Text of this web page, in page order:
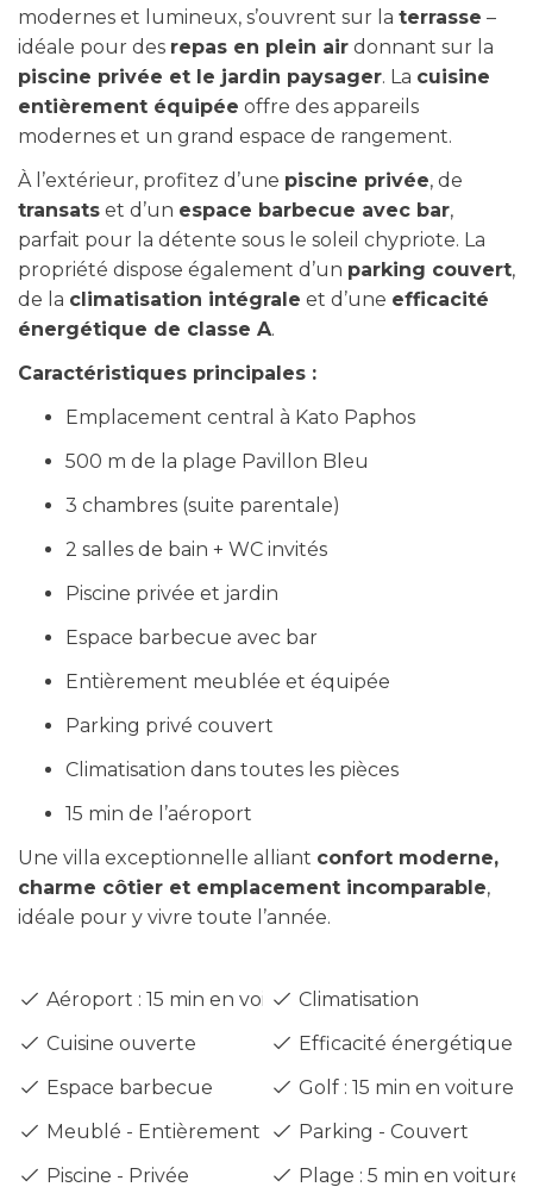
modernes et lumineux, s’ouvrent sur la terrasse –
idéale pour des repas en plein air donnant sur la
piscine privée et le jardin paysager. La cuisine
entièrement équipée offre des appareils
modernes et un grand espace de rangement.
À l’extérieur, profitez d’une piscine privée, de
transats et d’un espace barbecue avec bar,
parfait pour la détente sous le soleil chypriote. La
propriété dispose également d’un parking couvert,
de la climatisation intégrale et d’une efficacité
énergétique de classe A.
Caractéristiques principales :
Emplacement central à Kato Paphos
500 m de la plage Pavillon Bleu
3 chambres (suite parentale)
2 salles de bain + WC invités
Piscine privée et jardin
Espace barbecue avec bar
Entièrement meublée et équipée
Parking privé couvert
Climatisation dans toutes les pièces
15 min de l’aéroport
Une villa exceptionnelle alliant confort moderne,
charme côtier et emplacement incomparable,
idéale pour y vivre toute l’année.
Aéroport : 15 min en voitureClimatisation
Cuisine ouverte
Efficacité énergétique -
Espace barbecue
Golf : 15 min en voiture
Meublé - Entièrement
Parking - Couvert
Piscine - Privée
Plage : 5 min en voiture